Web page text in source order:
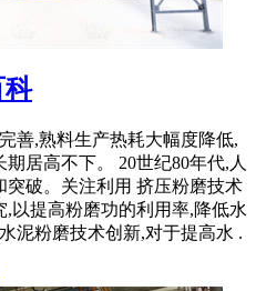
科
善,熟料生产热耗大幅度降低,
居高不下。 20世纪80年代,人
突破。关注利用 挤压粉磨技术
以提高粉磨功的利用率,降低水
泥粉磨技术创新,对于提高水 .